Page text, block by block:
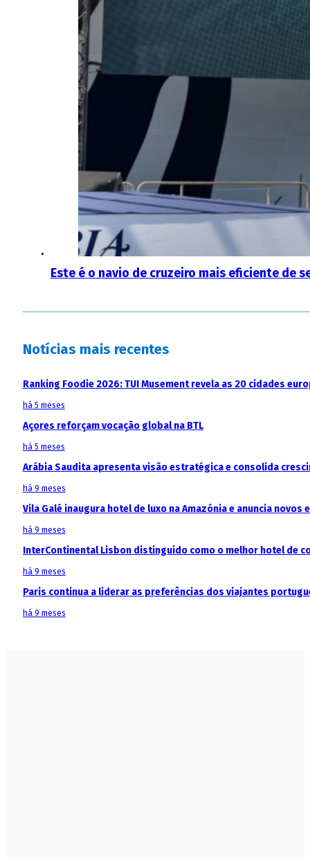
Este é o navio de cruzeiro mais eficiente de
Notícias mais recentes
Ranking Foodie 2026: TUI Musement revela as 20 cidades
há 5 meses
Açores reforçam vocação global na BTL
há 5 meses
Arábia Saudita apresenta visão estratégica e consolida
há 9 meses
Vila Galé inaugura hotel de luxo na Amazónia e anuncia
há 9 meses
InterContinental Lisbon distinguido como o melhor hotel de
há 9 meses
Paris continua a liderar as preferências dos viajantes
há 9 meses